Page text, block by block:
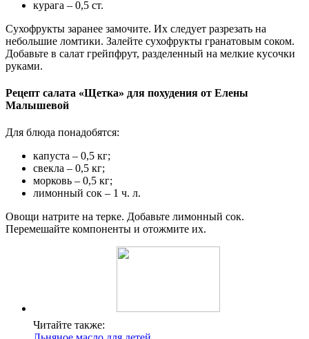
курага – 0,5 ст.
Сухофрукты заранее замочите. Их следует разрезать на
небольшие ломтики. Залейте сухофрукты гранатовым соком.
Добавьте в салат грейпфрут, разделенный на мелкие кусочки
руками.
Рецепт салата «Щетка» для похудения от Елены
Малышевой
Для блюда понадобятся:
капуста – 0,5 кг;
свекла – 0,5 кг;
морковь – 0,5 кг;
лимонный сок – 1 ч. л.
Овощи натрите на терке. Добавьте лимонный сок.
Перемешайте компоненты и отожмите их.
Читайте также: